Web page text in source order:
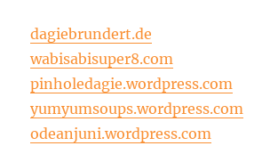
dagiebrundert.de
wabisabisuper8.com
pinholedagie.wordpress.com
yumyumsoups.wordpress.com
odeanjuni.wordpress.com